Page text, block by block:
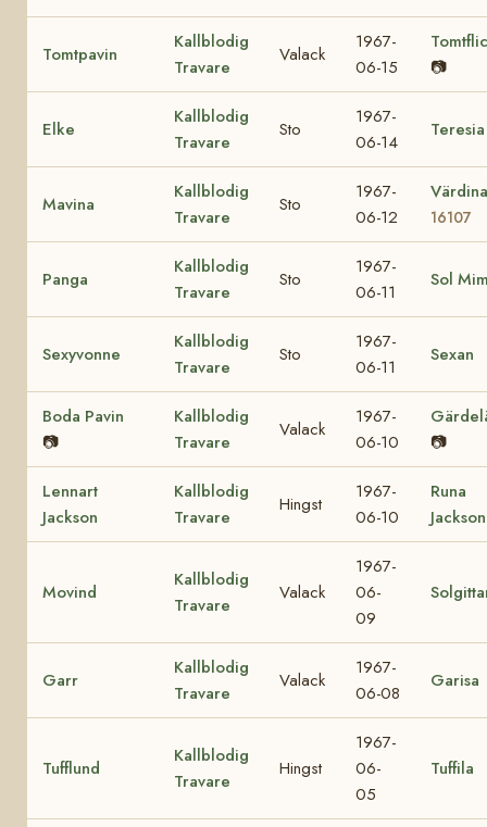
Tomtpavin
Kallblodig
Travare
Valack
1967-
06-15
📷
Elke
Kallblodig
Travare
Sto
1967-
06-14
Teresia
Mavina
Kallblodig
Travare
Sto
1967-
06-12
Värdina
16107
Panga
Kallblodig
Travare
Sto
1967-
06-11
Sol
Sexyvonne
Kallblodig
Travare
Sto
1967-
06-11
Sexan
Boda Pavin
📷
Kallblodig
Travare
Valack
1967-
06-10
📷
Lennart
Jackson
Kallblodig
Travare
Hingst
1967-
06-10
Runa
Jackson
Movind
Kallblodig
Travare
Valack
1967-
06-
09
Garr
Kallblodig
Travare
Valack
1967-
06-08
Garisa
Tufflund
Kallblodig
Travare
Hingst
1967-
06-
05
Tuffila